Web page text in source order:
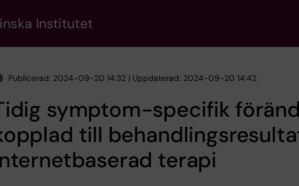
Institutet
Publicerad: 2024-09-20 14:32 | Uppdaterad: 2024-09-20 14:42
symptom-specifik
till
terapi